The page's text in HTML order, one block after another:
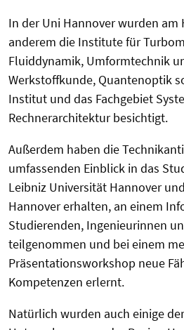
In der Uni Hannover wurden
anderem die Institute für
Fluiddynamik, Umformtechnik
Werkstoffkunde, Quantenoptik
Institut und das Fachgebiet
Rechnerarchitektur besichtigt.
Außerdem haben die
umfassenden Einblick in das
Leibniz Universität Hannover
Hannover erhalten, an einem
Studierenden, Ingenieurinnen
teilgenommen und bei einem
Präsentationsworkshop neue
Kompetenzen erlernt.
Natürlich wurden auch einige